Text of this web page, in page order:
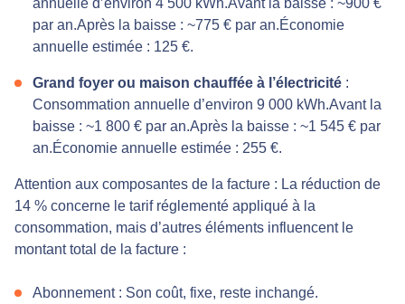
par an.Après la baisse : ~775 € par an.Économie
annuelle estimée : 125 €.
Grand foyer ou maison chauffée à l’électricité :
Consommation annuelle d’environ 9 000 kWh.Avant la
baisse : ~1 800 € par an.Après la baisse : ~1 545 € par
an.Économie annuelle estimée : 255 €.
Attention aux composantes de la facture : La réduction de
14 % concerne le tarif réglementé appliqué à la
consommation, mais d’autres éléments influencent le
montant total de la facture :
Abonnement : Son coût, fixe, reste inchangé.